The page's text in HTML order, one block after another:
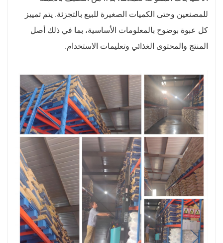
للمصنعين وحتى الكميات الصغيرة للبيع بالتجزئة. يتم تمييز
كل عبوة بوضوح بالمعلومات الأساسية، بما في ذلك أصل
المنتج والمحتوى الغذائي وتعليمات الاستخدام.